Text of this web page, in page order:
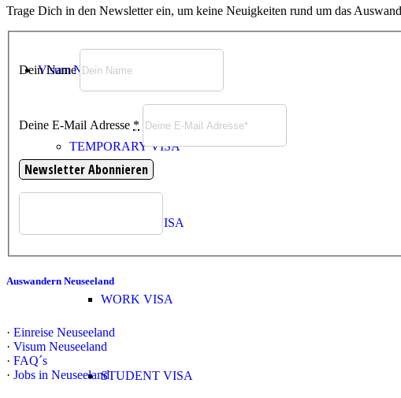
Visum Neuseeland
TEMPORARY VISA
VISITOR VISA
WORK VISA
STUDENT VISA
Trage Dich in den Newsletter ein, um keine Neuigkeiten rund um das
Dein Name
Deine E-Mail Adresse *
Auswandern Neuseeland
· Einreise Neuseeland
· Visum Neuseeland
· FAQ´s
· Jobs in Neuseeland